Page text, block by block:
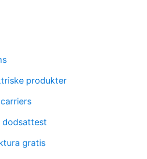
produkter
dodsattest
gratis